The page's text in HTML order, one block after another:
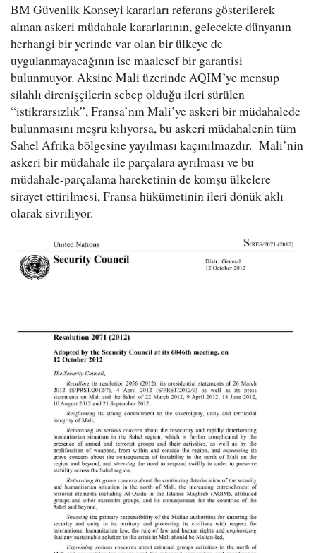
BM Güvenlik Konseyi kararları referans gösterilerek
alınan askeri müdahale kararlarının, gelecekte dünyanın
herhangi bir yerinde var olan bir ülkeye de
uygulanmayacağının ise maalesef bir garantisi
bulunmuyor. Aksine Mali üzerinde AQIM’ye mensup
silahlı direnişçilerin sebep olduğu ileri sürülen
“istikrarsızlık”, Fransa’nın Mali’ye askeri bir müdahalede
bulunmasını meşru kılıyorsa, bu askeri müdahalenin tüm
Sahel Afrika bölgesine yayılması kaçınılmazdır. Mali’nin
askeri bir müdahale ile parçalara ayrılması ve bu
müdahale-parçalama hareketinin de komşu ülkelere
sirayet ettirilmesi, Fransa hükümetinin ileri dönük aklı
olarak sivriliyor.